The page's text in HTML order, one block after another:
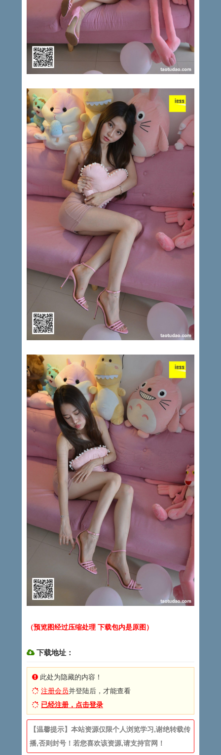
（预览图经过压缩处理 下载包内是原图）
下载地址：
此处为隐藏的内容！
注册会员并登陆后，才能查看
已经注册，点击登录
【温馨提示】本站资源仅限个人浏览学习,谢绝转载传
播,否则封号！若您喜欢该资源,请支持官网！